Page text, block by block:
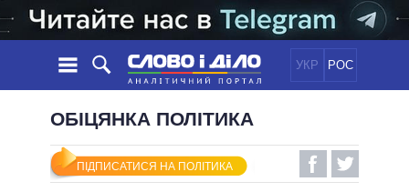
УКР РОС
НОВИНИ
СТРІЧКА
ПОДІЇ
ПОЛІТИКА
ЕКОНОМІКА
ОБIЦЯНКИ
ОБІЦЯНКА ПОЛІТИКА
ПІДПИСАТИСЯ НА ПОЛІТИКА